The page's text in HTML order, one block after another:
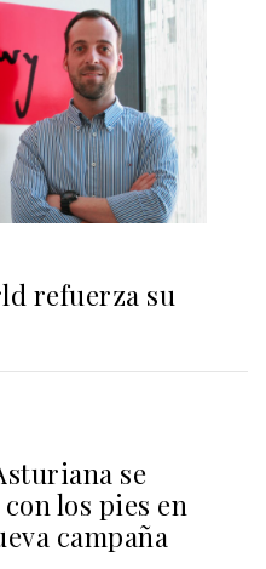
refuerza su
se
los pies en
campaña